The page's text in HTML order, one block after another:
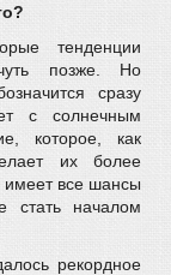
тенденции
позже. Но
сразу
с солнечным
которое, как
их более
имеет все шансы
стать началом
рекордное